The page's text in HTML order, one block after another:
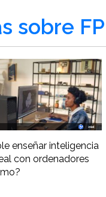
sobre
enseñar inteligencia
con ordenadores